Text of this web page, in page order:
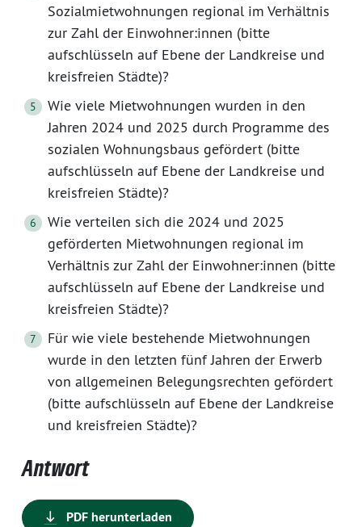
Sozialmietwohnungen regional im Verhältnis
zur Zahl der Einwohner:innen (bitte
aufschlüsseln auf Ebene der Landkreise und
kreisfreien Städte)?
Wie viele Mietwohnungen wurden in den
Jahren 2024 und 2025 durch Programme des
sozialen Wohnungsbaus gefördert (bitte
aufschlüsseln auf Ebene der Landkreise und
kreisfreien Städte)?
Wie verteilen sich die 2024 und 2025
geförderten Mietwohnungen regional im
Verhältnis zur Zahl der Einwohner:innen (bitte
aufschlüsseln auf Ebene der Landkreise und
kreisfreien Städte)?
Für wie viele bestehende Mietwohnungen
wurde in den letzten fünf Jahren der Erwerb
von allgemeinen Belegungsrechten gefördert
(bitte aufschlüsseln auf Ebene der Landkreise
und kreisfreien Städte)?
Antwort
PDF herunterladen